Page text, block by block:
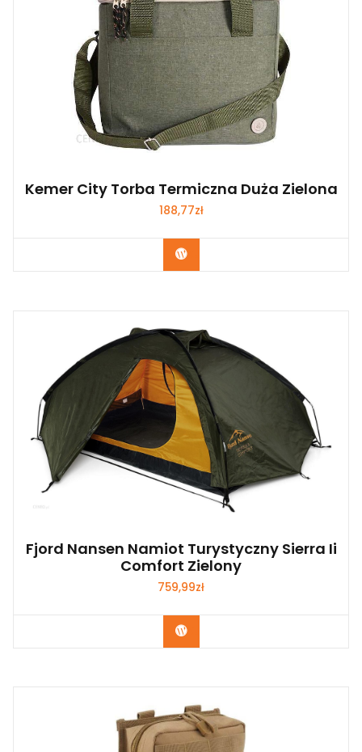
Kemer City Torba Termiczna Duża Zielona
188,77zł
Kup Teraz
Fjord Nansen Namiot Turystyczny Sierra Ii
Comfort Zielony
759,99zł
Kup Teraz